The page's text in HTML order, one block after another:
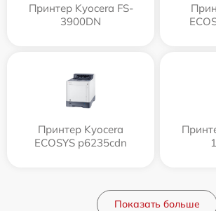
Принтер Kyocera FS-
3900DN
Принтер Kyocera
ECOSYS p6235cdn
Показать больше